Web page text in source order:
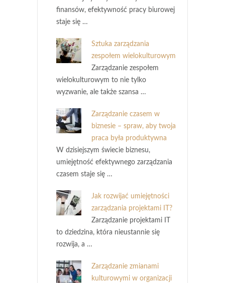
finansów, efektywność pracy biurowej
staje się …
Sztuka zarządzania
zespołem wielokulturowym
Zarządzanie zespołem
wielokulturowym to nie tylko
wyzwanie, ale także szansa …
Zarządzanie czasem w
biznesie – spraw, aby twoja
praca była produktywna
W dzisiejszym świecie biznesu,
umiejętność efektywnego zarządzania
czasem staje się …
Jak rozwijać umiejętności
zarządzania projektami IT?
Zarządzanie projektami IT
to dziedzina, która nieustannie się
rozwija, a …
Zarządzanie zmianami
kulturowymi w organizacji